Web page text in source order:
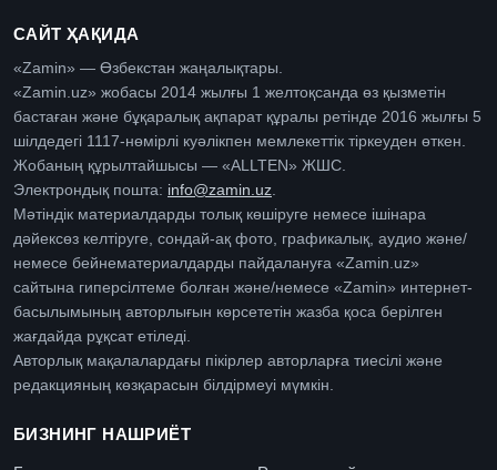
САЙТ ҲАҚИДА
«Zamin» — Өзбекстан жаңалықтары.
«Zamin.uz» жобасы 2014 жылғы 1 желтоқсанда өз қызметін
бастаған және бұқаралық ақпарат құралы ретінде 2016 жылғы 5
шілдедегі 1117-нөмірлі куәлікпен мемлекеттік тіркеуден өткен.
Жобаның құрылтайшысы — «ALLTEN» ЖШС.
Электрондық пошта: info@zamin.uz
Мәтіндік материалдарды толық көшіруге немесе ішінара
дәйексөз келтіруге, сондай-ақ фото, графикалық, аудио және/
немесе бейнематериалдарды пайдалануға «Zamin.uz»
сайтына гиперсілтеме болған және/немесе «Zamin» интернет-
басылымының авторлығын көрсететін жазба қоса берілген
жағдайда рұқсат етіледі.
Авторлық мақалалардағы пікірлер авторларға тиесілі және
редакцияның көзқарасын білдірмеуі мүмкін.
БИЗНИНГ НАШРИЁТ